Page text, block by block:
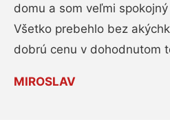
domu a som veľmi
Všetko prebehlo bez
dobrú cenu v dohodnutom
MIROSLAV